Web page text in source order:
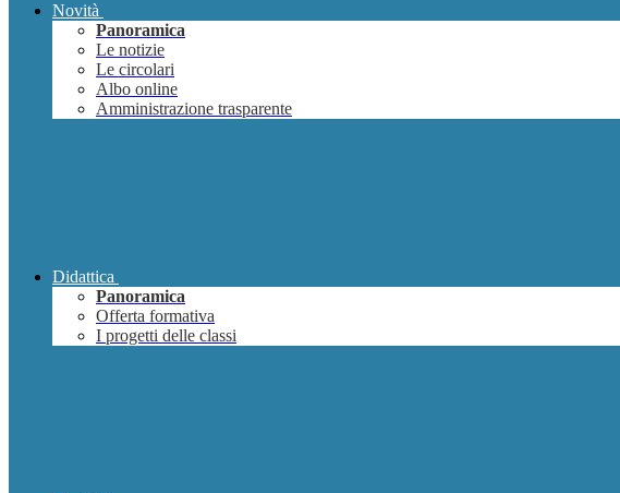
Novità
Panoramica
Le notizie
Le circolari
Albo online
Amministrazione trasparente
Didattica
Panoramica
Offerta formativa
I progetti delle classi